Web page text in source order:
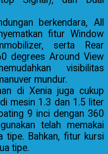
berkendara, All
fitur Window
serta Rear
degrees Around View
visibilitas
mundur.
di Xenia juga cukup
mesin 1.3 dan 1.5 liter
9 inci dengan 360
telah memakai
tipe. Bahkan, fitur kursi
tipe.